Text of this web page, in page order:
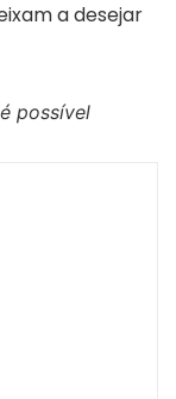
a desejar
possível